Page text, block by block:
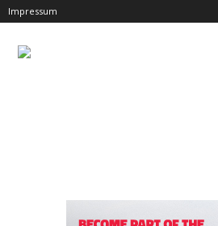
Impressum